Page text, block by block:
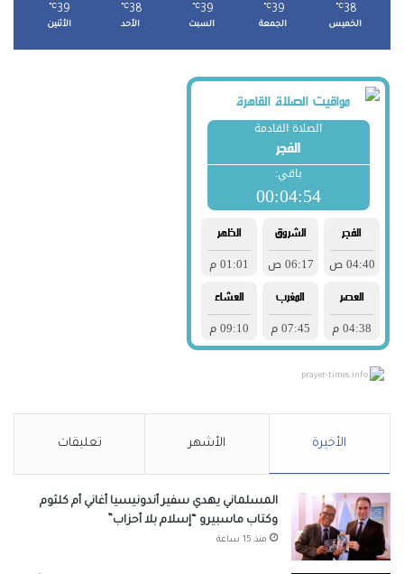
38
℃
الخميس
39
℃
الجمعة
39
℃
السبت
38
℃
الأحد
39
℃
الأثنين
prayer-times.info
الأخيرة الأشهر تعليقات
المسلماني يهدي سفير أندونيسيا أغاني أم كلثوم
وكتاب ماسبيرو “إسلام بلا أحزاب”
منذ 15 ساعة